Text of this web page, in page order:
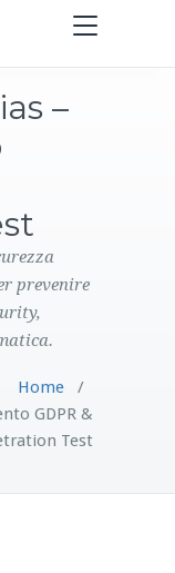
Toggle
navigation
–
prevenire
Home/
GDPR &
Test